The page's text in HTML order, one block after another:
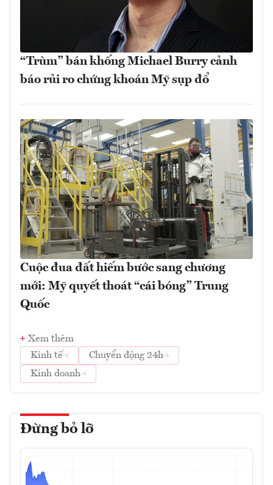
“Trùm” bán khống Michael Burry cảnh
báo rủi ro chứng khoán Mỹ sụp đổ
Cuộc đua đất hiếm bước sang chương
mới: Mỹ quyết thoát “cái bóng” Trung
Quốc
Xem thêm
Kinh tế
Chuyển động 24h
Kinh doanh
Đừng bỏ lỡ